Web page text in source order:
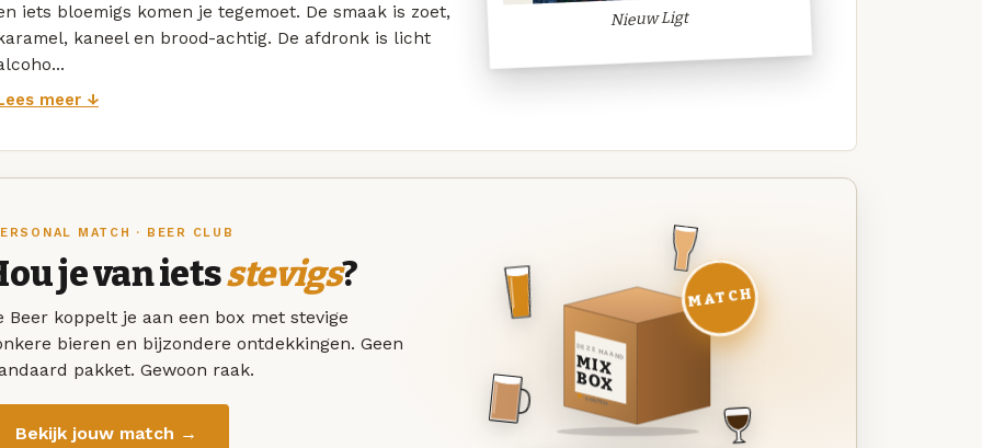
iets bloemigs komen je tegemoet. De smaak is zoet,
kaneel en brood-achtig. De afdronk is licht
meer ↓
Nieuw Ligt
MATCH · BEER CLUB
je van ietsstevigs?
Beer koppelt je aan een box met stevige
bieren en bijzondere ontdekkingen. Geen
pakket. Gewoon raak.
Bekijk jouw match →
DEZE MAAND
MIX
BOX
8 BIEREN
MATCH